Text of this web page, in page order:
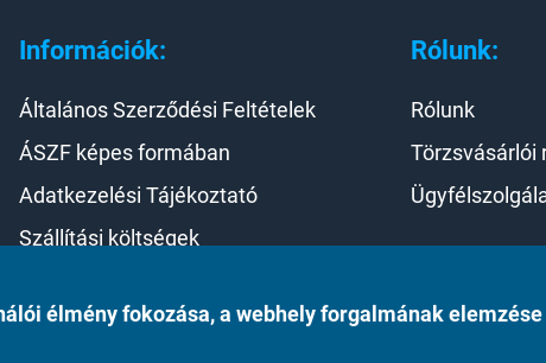
Információk: Rólunk:
Általános Szerződési Feltételek
ÁSZF képes formában
Adatkezelési Tájékoztató
Szállítási költségek
Rólunk
Törzsvásárlói
élmény fokozása, a webhely forgalmának elemzése